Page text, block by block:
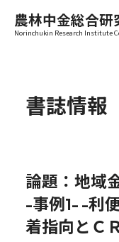
農林中金総合研
Norinchukin Research Institute
書誌情報
論題：地域
-事例1- -利
着指向とＣ